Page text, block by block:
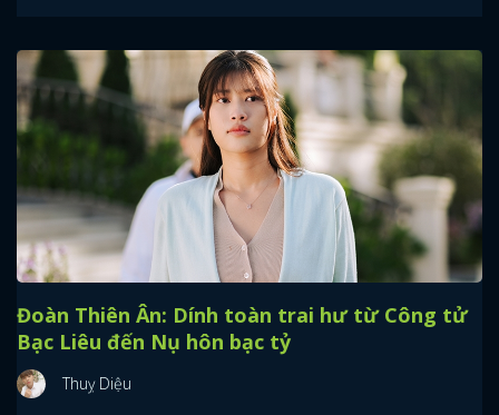
Đoàn Thiên Ân: Dính toàn trai hư từ Công tử
Bạc Liêu đến Nụ hôn bạc tỷ
Thuỵ Diệu